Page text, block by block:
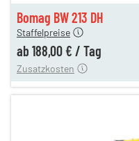
Bomag BW 213 DH
Staffelpreise
ab 188,00 € / Tag
12,00 €
Zusatzkosten